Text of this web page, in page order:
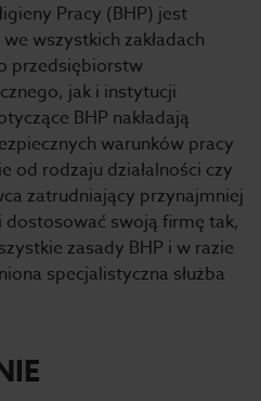
Pracy (BHP) jest
wszystkich zakładach
przedsiębiorstw
jak i instytucji
BHP nakładają
warunków pracy
od rodzaju działalności czy
zatrudniający przynajmniej
swoją firmę tak,
zasady BHP i w razie
specjalistyczna służba